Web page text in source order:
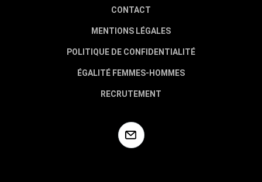
CONTACT
MENTIONS LÉGALES
POLITIQUE DE CONFIDENTIALITÉ
ÉGALITÉ FEMMES-HOMMES
RECRUTEMENT